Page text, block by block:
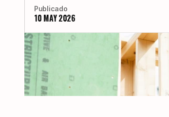
Publicado
10 MAY 2026